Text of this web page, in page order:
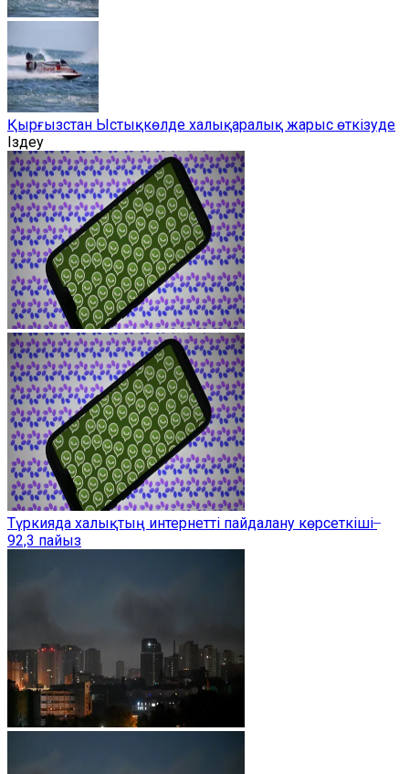
Қырғызстан Ыстықкөлде халықаралық жарыс өткізуде
Іздеу
Түркияда халықтың интернетті пайдалану көрсеткіші ̶
92,3 пайыз